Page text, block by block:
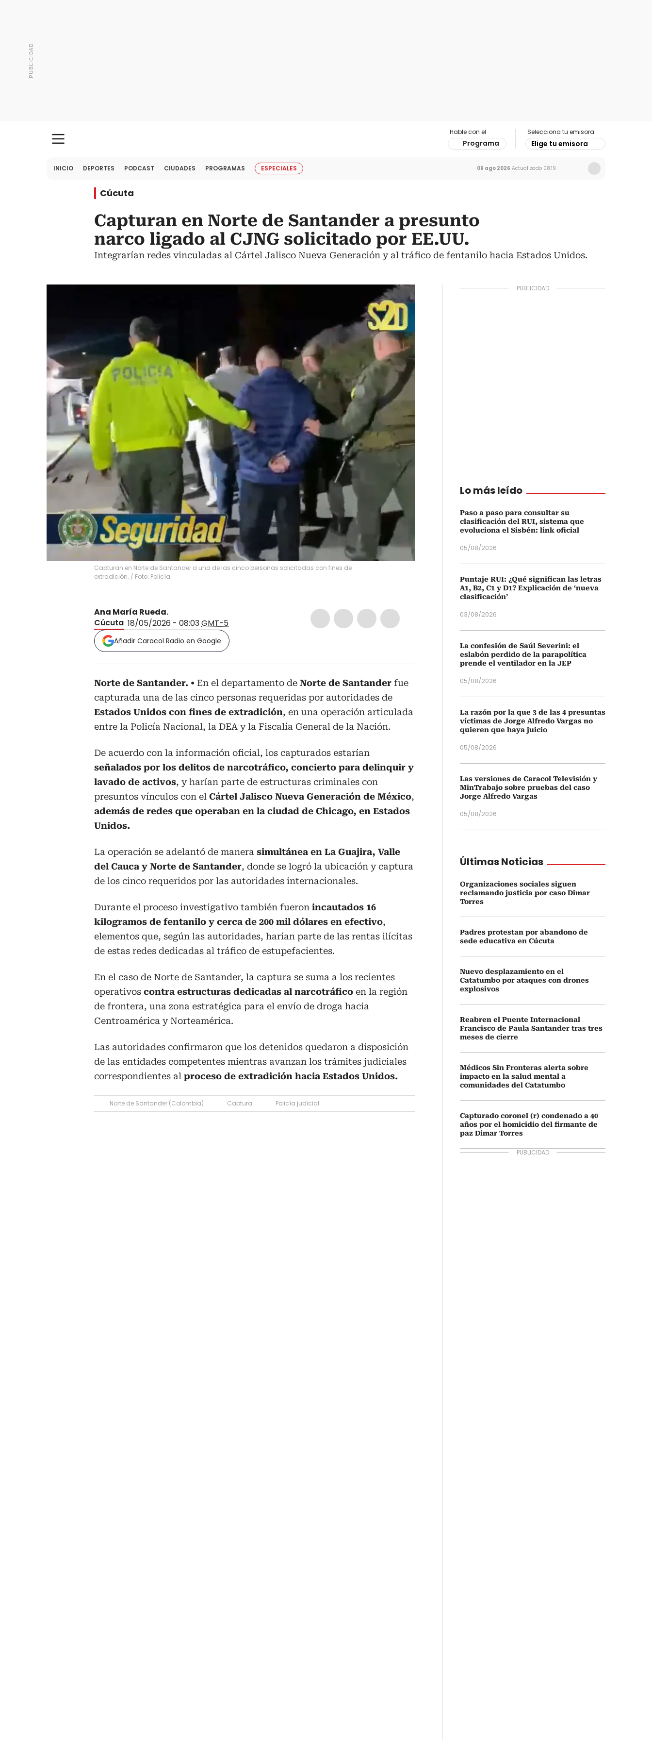
Hable con el
Programa
Selecciona tu emisora
Elige tu emisora
INICIO DEPORTES PODCAST CIUDADES PROGRAMAS ESPECIALES 06 ago 2026 Actualizado 08:19
Cúcuta
Capturan en Norte de Santander a presunto
narco ligado al CJNG solicitado por EE.UU.
Integrarían redes vinculadas al Cártel Jalisco Nueva Generación y al tráfico de fentanilo hacia Estados Unidos.
Capturan en Norte de Santander a una de las cinco personas solicitadas con fines de
extradición. / Foto: Policía.
Ana María Rueda.
Cúcuta 18/05/2026 - 08:03GMT-5
Añadir Caracol Radio en Google
Norte de Santander. En el departamento de Norte de Santander fue
capturada una de las cinco personas requeridas por autoridades de
Estados Unidos con fines de extradición, en una operación articulada
entre la Policía Nacional, la DEA y la Fiscalía General de la Nación.
De acuerdo con la información oficial, los capturados estarían
señalados por los delitos de narcotráfico, concierto para delinquir y
lavado de activos, y harían parte de estructuras criminales con
presuntos vínculos con el Cártel Jalisco Nueva Generación de México,
además de redes que operaban en la ciudad de Chicago, en Estados
Unidos.
La operación se adelantó de manera simultánea en La Guajira, Valle
del Cauca y Norte de Santander, donde se logró la ubicación y captura
de los cinco requeridos por las autoridades internacionales.
Durante el proceso investigativo también fueron incautados 16
kilogramos de fentanilo y cerca de 200 mil dólares en efectivo,
elementos que, según las autoridades, harían parte de las rentas ilícitas
de estas redes dedicadas al tráfico de estupefacientes.
En el caso de Norte de Santander, la captura se suma a los recientes
operativos contra estructuras dedicadas al narcotráfico en la región
de frontera, una zona estratégica para el envío de droga hacia
Centroamérica y Norteamérica.
Las autoridades confirmaron que los detenidos quedaron a disposición
de las entidades competentes mientras avanzan los trámites judiciales
correspondientes al proceso de extradición hacia Estados Unidos.
Norte de Santander (Colombia) Captura Policía judicial
Lo más leído
Paso a paso para consultar su
clasificación del RUI, sistema que
evoluciona el Sisbén: link oficial
05/08/2026
Puntaje RUI: ¿Qué significan las letras
A1, B2, C1 y D1? Explicación de ‘nueva
clasificación’
03/08/2026
La confesión de Saúl Severini: el
eslabón perdido de la parapolítica
prende el ventilador en la JEP
05/08/2026
La razón por la que 3 de las 4 presuntas
víctimas de Jorge Alfredo Vargas no
quieren que haya juicio
05/08/2026
Las versiones de Caracol Televisión y
MinTrabajo sobre pruebas del caso
Jorge Alfredo Vargas
05/08/2026
Últimas Noticias
Organizaciones sociales siguen
reclamando justicia por caso Dimar
Torres
Padres protestan por abandono de
sede educativa en Cúcuta
Nuevo desplazamiento en el
Catatumbo por ataques con drones
explosivos
Reabren el Puente Internacional
Francisco de Paula Santander tras tres
meses de cierre
Médicos Sin Fronteras alerta sobre
impacto en la salud mental a
comunidades del Catatumbo
Capturado coronel (r) condenado a 40
años por el homicidio del firmante de
paz Dimar Torres